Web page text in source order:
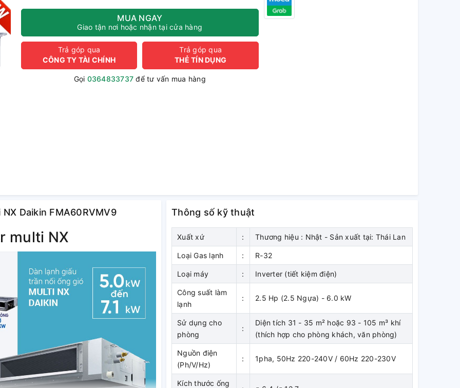
MUA NGAY
Giao tận nơi hoặc nhận tại cửa hàng
Trả góp qua
CÔNG TY TÀI CHÍNH
Trả góp qua
THẺ TÍN DỤNG
Gọi 0364833737 để tư vấn mua hàng
Daikin FMA60RVMV9
multi NX
Thông số kỹ thuật
Xuất xứ : Thương hiệu : Nhật - Sản xuất tại: Thái Lan
Loại Gas lạnh : R-32
Loại máy : Inverter (tiết kiệm điện)
Công suất làm
lạnh
: 2.5 Hp (2.5 Ngựa) - 6.0 kW
Sử dụng cho
phòng
:
Diện tích 31 - 35 m² hoặc 93 - 105 m³ khí
(thích hợp cho phòng khách, văn phòng)
Nguồn điện
(Ph/V/Hz)
: 1pha, 50Hz 220-240V / 60Hz 220-230V
Kích thước ống